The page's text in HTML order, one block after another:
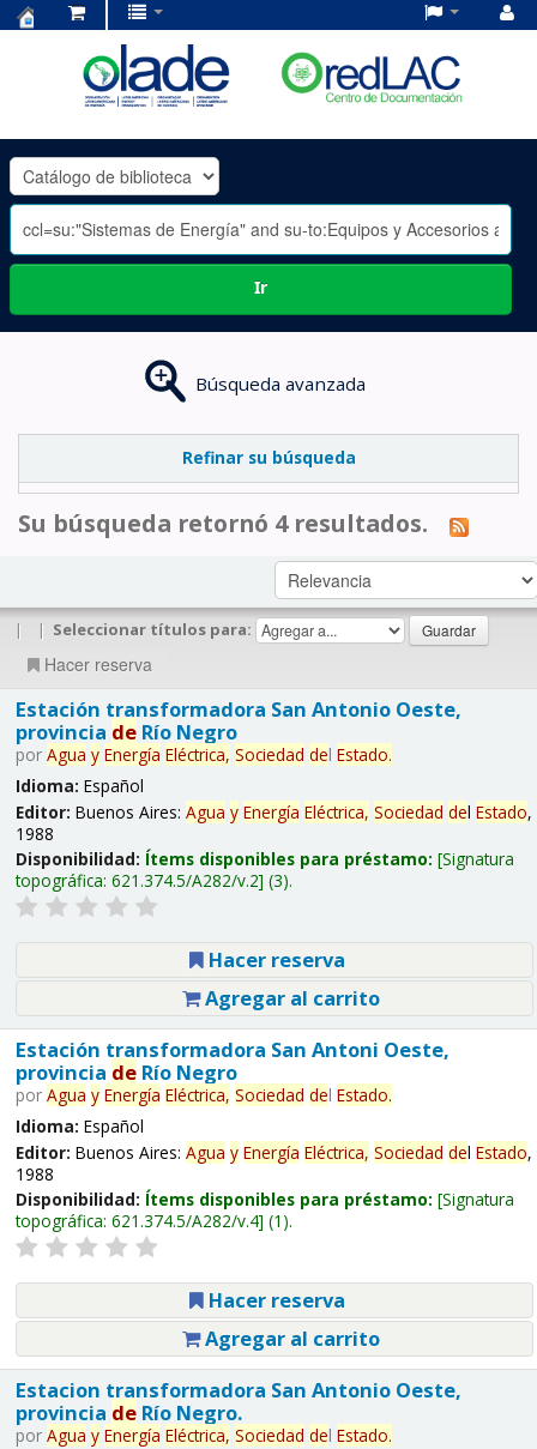
OLADE
-
Ir
Búsqueda avanzada
Refinar su búsqueda
Su búsqueda retornó 4 resultados.
| | Seleccionar títulos para:
Hacer reserva
Estación transformadora San Antonio Oeste,
provincia deRío Negro
por Agua y Energía Eléctrica, Sociedad del Estado.
Idioma: Español
Editor: Buenos Aires: Agua y Energía Eléctrica, Sociedad del Estado,
1988
Disponibilidad: Ítems disponibles para préstamo: Signatura
topográfica: 621.374.5/A282/v.2 (3).
Hacer reserva
Agregar al carrito
Estación transformadora San Antoni Oeste,
provincia deRío Negro
por Agua y Energía Eléctrica, Sociedad del Estado.
Idioma: Español
Editor: Buenos Aires: Agua y Energía Eléctrica, Sociedad del Estado,
1988
Disponibilidad: Ítems disponibles para préstamo: Signatura
topográfica: 621.374.5/A282/v.4 (1).
Hacer reserva
Agregar al carrito
Estacion transformadora San Antonio Oeste,
provincia deRío Negro.
por Agua y Energía Eléctrica, Sociedad del Estado.